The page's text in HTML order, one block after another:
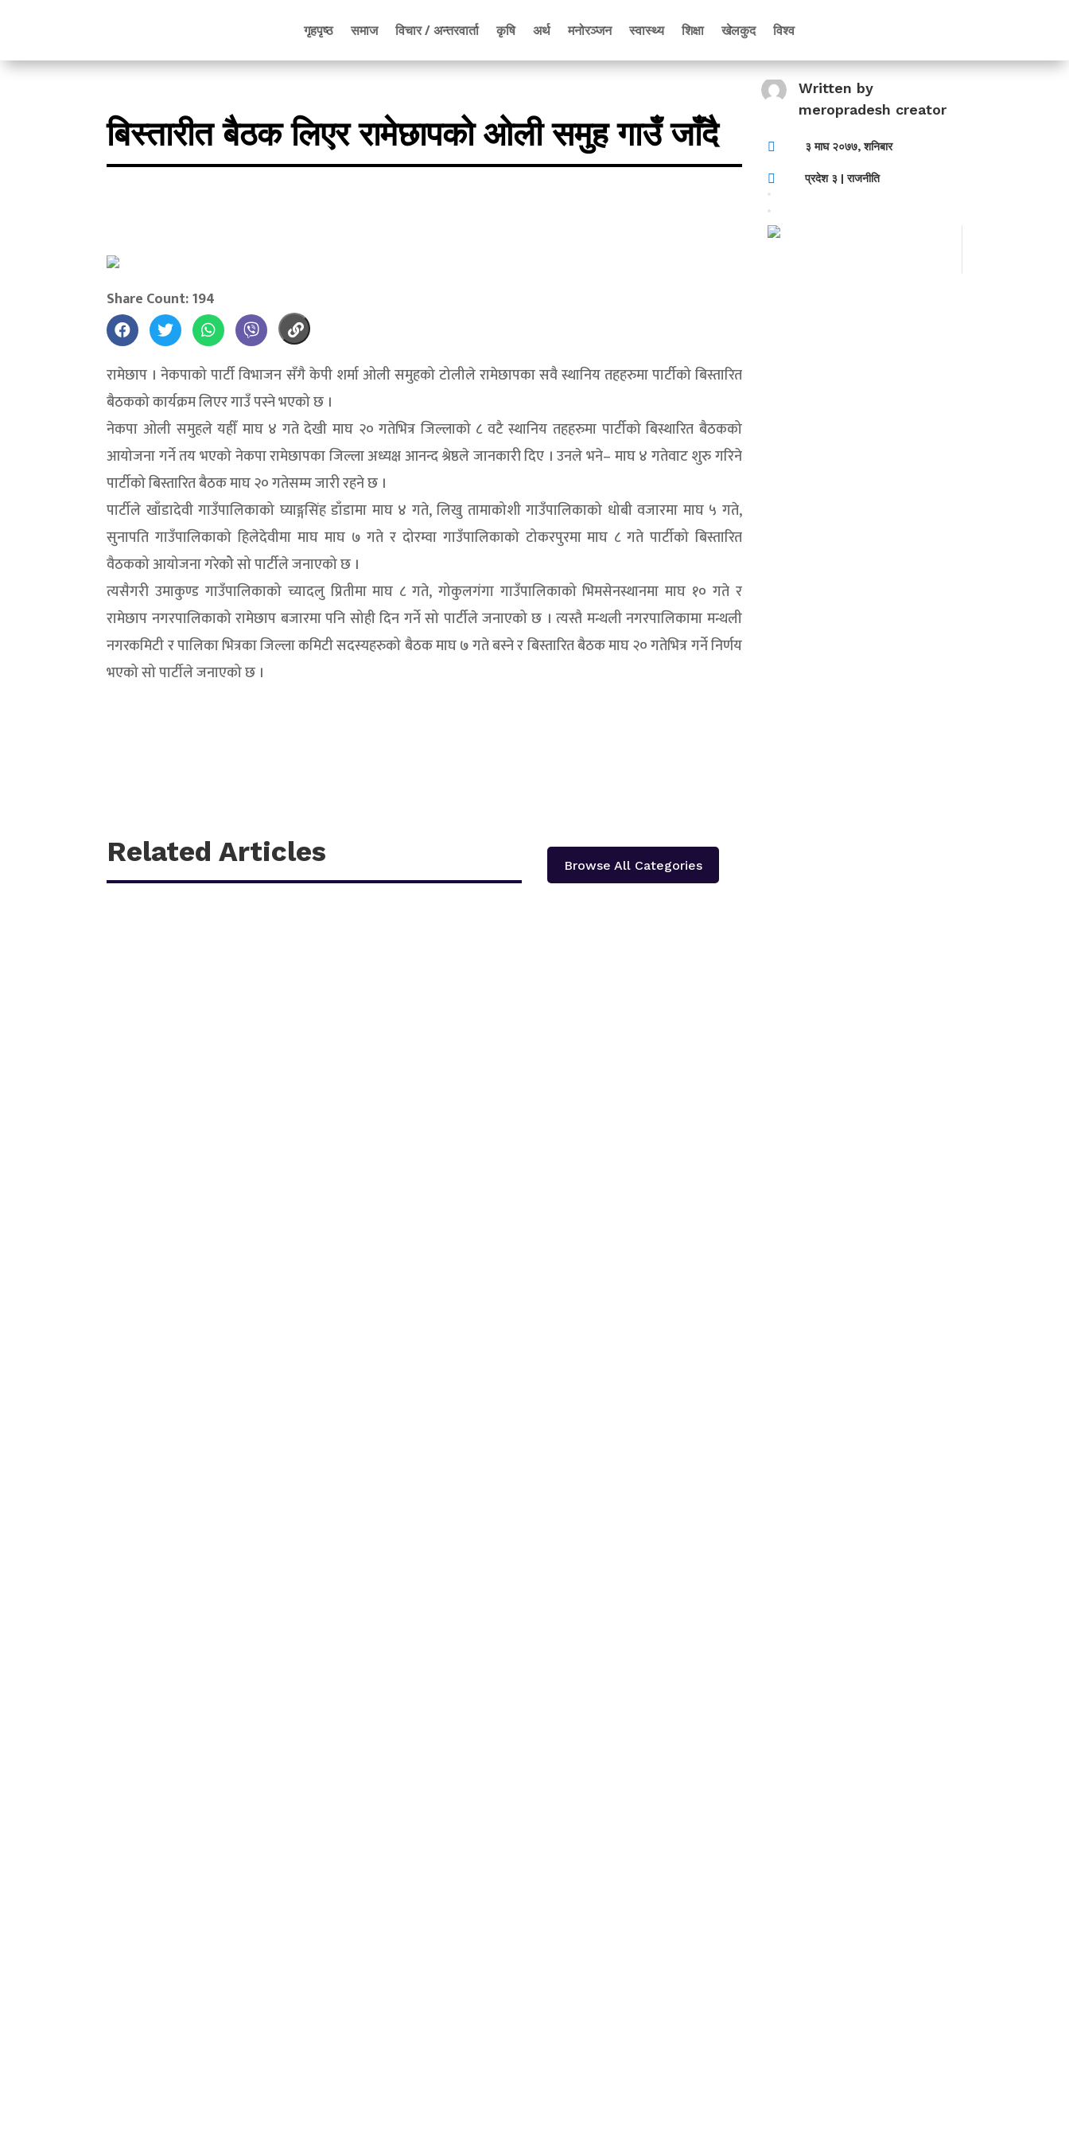
गृहपृष्ठ समाज विचार / अन्तरवार्ता कृषि अर्थ मनोरञ्जन स्वास्थ्य शिक्षा खेलकुद विश्व
बिस्तारीत बैठक लिएर रामेछापको ओली समुह गाउँ जाँदै
Written by
meropradesh creator
 ३ माघ २०७७, शनिबार
 प्रदेश ३ |राजनीति
Share Count: 194
रामेछाप । नेकपाको पार्टी विभाजन सँगै केपी शर्मा ओली समुहको टोलीले रामेछापका सवै स्थानिय तहहरुमा पार्टीको बिस्तारित
बैठकको कार्यक्रम लिएर गाउँ पस्ने भएको छ ।
नेकपा ओली समुहले यहीँ माघ ४ गते देखी माघ २० गतेभित्र जिल्लाको ८ वटै स्थानिय तहहरुमा पार्टीको बिस्थारित बैठकको
आयोजना गर्ने तय भएको नेकपा रामेछापका जिल्ला अध्यक्ष आनन्द श्रेष्ठले जानकारी दिए । उनले भने– माघ ४ गतेवाट शुरु गरिने
पार्टीको बिस्तारित बैठक माघ २० गतेसम्म जारी रहने छ ।
पार्टीले खाँडादेवी गाउँपालिकाको घ्याङ्गसिंह डाँडामा माघ ४ गते, लिखु तामाकोशी गाउँपालिकाको धोबी वजारमा माघ ५ गते,
सुनापति गाउँपालिकाको हिलेदेवीमा माघ माघ ७ गते र दोरम्वा गाउँपालिकाको टोकरपुरमा माघ ८ गते पार्टीको बिस्तारित
वैठकको आयोजना गरेकोे सो पार्टीले जनाएको छ ।
त्यसैगरी उमाकुण्ड गाउँपालिकाको च्यादलु प्रितीमा माघ ८ गते, गोकुलगंगा गाउँपालिकाको भिमसेनस्थानमा माघ १० गते र
रामेछाप नगरपालिकाको रामेछाप बजारमा पनि सोही दिन गर्ने सो पार्टीले जनाएको छ । त्यस्तै मन्थली नगरपालिकामा मन्थली
नगरकमिटी र पालिका भित्रका जिल्ला कमिटी सदस्यहरुको बैठक माघ ७ गते बस्ने र बिस्तारित बैठक माघ २० गतेभित्र गर्ने निर्णय
भएको सो पार्टीले जनाएको छ ।
Related Articles Browse All Categories